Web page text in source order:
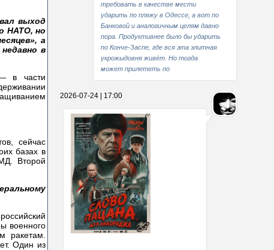
выход
НАТО, но
а
в
в части
сейчас
базах в
Второй
военного
ракетам.
Один из
требовать в качестве мести
ударить по пляжу в Одессе, а вот по
Банковой и аналогичным целям давно
пора. Продуктивнее было бы ударить
по Конче-Заспе, где вся эта элитная
укрожыдовня живёт. Но тогда
может прилететь по
2026-07-24 | 17:00